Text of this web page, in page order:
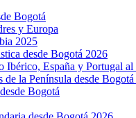
Bogotá
y Europa
2025
desde Bogotá 2026
Ibérico, España y Portugal
de la Península desde
Bogotá